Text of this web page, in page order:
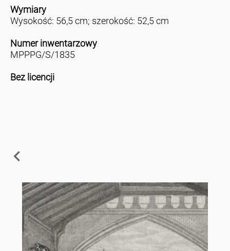
Wymiary
Wysokość: 56,5 cm; szerokość: 52,5 cm
Numer inwentarzowy
MPPPG/S/1835
Bez licencji